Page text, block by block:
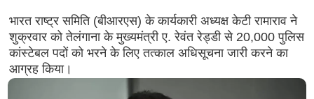
भारत राष्ट्र समिति (बीआरएस) के कार्यकारी अध्यक्ष केटी रामाराव ने
शुक्रवार को तेलंगाना के मुख्यमंत्री ए. रेवंत रेड्डी से 20,000 पुलिस
कांस्टेबल पदों को भरने के लिए तत्काल अधिसूचना जारी करने का
आग्रह किया।